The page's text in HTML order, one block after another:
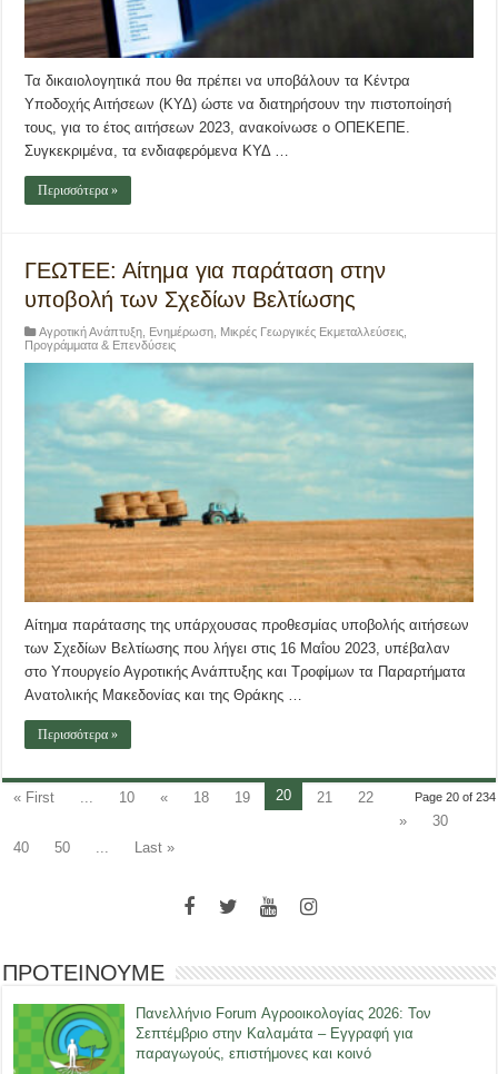
Τα δικαιολογητικά που θα πρέπει να υποβάλουν τα Κέντρα
Υποδοχής Αιτήσεων (ΚΥΔ) ώστε να διατηρήσουν την πιστοποίησή
τους, για το έτος αιτήσεων 2023, ανακοίνωσε ο ΟΠΕΚΕΠΕ.
Συγκεκριμένα, τα ενδιαφερόμενα ΚΥΔ …
Περισσότερα »
ΓΕΩΤΕΕ: Αίτημα για παράταση στην
υποβολή των Σχεδίων Βελτίωσης
Αγροτική Ανάπτυξη Ενημέρωση Μικρές Γεωργικές Εκμεταλλεύσεις
Προγράμματα & Επενδύσεις
Αίτημα παράτασης της υπάρχουσας προθεσμίας υποβολής αιτήσεων
των Σχεδίων Βελτίωσης που λήγει στις 16 Μαΐου 2023, υπέβαλαν
στο Υπουργείο Αγροτικής Ανάπτυξης και Τροφίμων τα Παραρτήματα
Ανατολικής Μακεδονίας και της Θράκης …
Περισσότερα »
Page 20 of 234
« First 10 « 18 19 20 21
22
»
30
40
50 Last »
ΠΡΟΤΕΙΝΟΥΜΕ
Πανελλήνιο Forum Αγροοικολογίας 2026: Τον
Σεπτέμβριο στην Καλαμάτα – Εγγραφή για
παραγωγούς, επιστήμονες και κοινό